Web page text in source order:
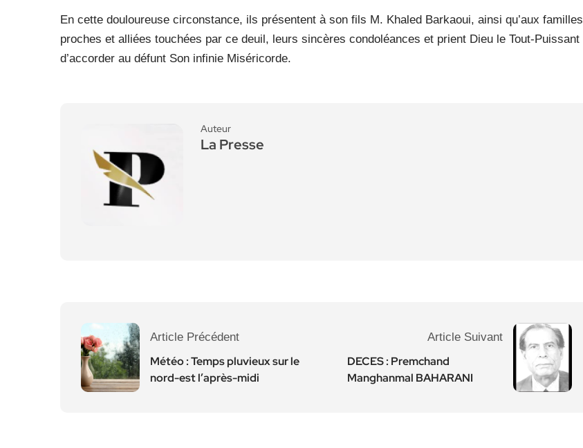
En cette douloureuse circonstance, ils présentent à son fils M. Khaled Barkaoui, ainsi qu’aux familles
proches et alliées touchées par ce deuil, leurs sincères condoléances et prient Dieu le Tout-Puissant
d’accorder au défunt Son infinie Miséricorde.
Auteur
La Presse
Article Précédent
Météo : Temps pluvieux sur le
nord-est l’après-midi
Article Suivant
DECES : Premchand
Manghanmal BAHARANI